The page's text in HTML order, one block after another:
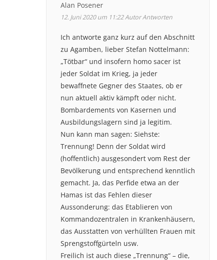
Alan Posener
12. Juni 2020 um 11:22AutorAntworten
Ich antworte ganz kurz auf den Abschnitt
zu Agamben, lieber Stefan Nottelmann:
„Tötbar“ und insofern homo sacer ist
jeder Soldat im Krieg, ja jeder
bewaffnete Gegner des Staates, ob er
nun aktuell aktiv kämpft oder nicht.
Bombardements von Kasernen und
Ausbildungslagern sind ja legitim.
Nun kann man sagen: Siehste:
Trennung! Denn der Soldat wird
(hoffentlich) ausgesondert vom Rest der
Bevölkerung und entsprechend kenntlich
gemacht. Ja, das Perfide etwa an der
Hamas ist das Fehlen dieser
Aussonderung: das Etablieren von
Kommandozentralen in Krankenhäusern,
das Ausstatten von verhüllten Frauen mit
Sprengstoffgürteln usw.
Freilich ist auch diese „Trennung“ – die,